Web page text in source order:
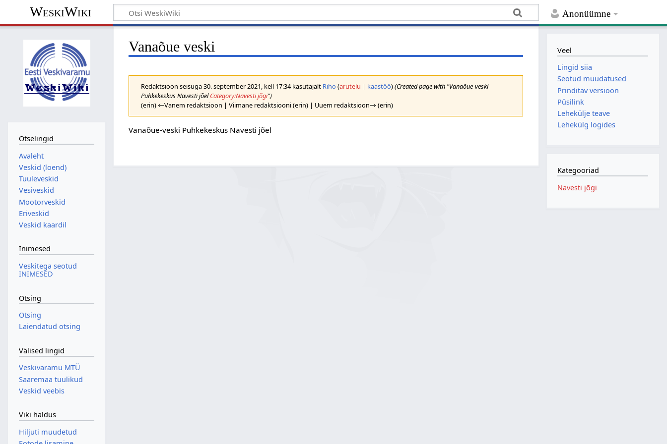
Anonüümne
WeskiWiki
Vanaõue veski
Redaktsioon seisuga 30. september 2021, kell 17:34 kasutajalt Riho (arutelu | kaastöö)(Created page with "Vanaõue-veski
Puhkekeskus Navesti jõelCategory:Navesti jõgi")
(erin) ←Vanem redaktsioon | Viimane redaktsiooni (erin) | Uuem redaktsioon→ (erin)
Vanaõue-veski Puhkekeskus Navesti jõel
Otselingid
Avaleht
Veskid (loend)
Tuuleveskid
Vesiveskid
Mootorveskid
Eriveskid
Veskid kaardil
Inimesed
Veskitega seotud
INIMESED
Otsing
Otsing
Laiendatud otsing
Välised lingid
Veskivaramu MTÜ
Saaremaa tuulikud
Veskid veebis
Viki haldus
Hiljuti muudetud
Veel
Lingid siia
Seotud muudatused
Prinditav versioon
Püsilink
Lehekülje teave
Lehekülg logides
Kategooriad
Navesti jõgi